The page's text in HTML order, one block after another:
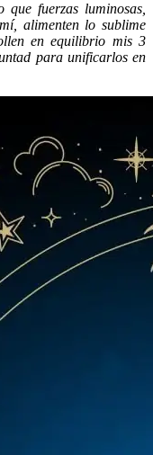
fuerzas luminosas,
alimenten lo sublime
en equilibrio mis 3
para unificarlos en